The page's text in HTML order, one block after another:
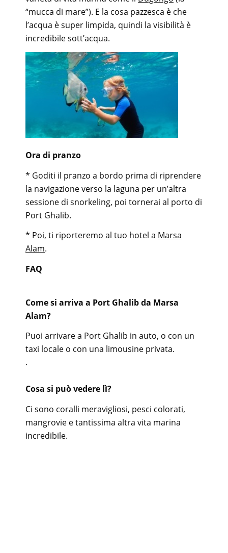
“mucca di mare”). E la cosa pazzesca è che
l’acqua è super limpida, quindi la visibilità è
incredibile sott’acqua.
Ora di pranzo
* Goditi il pranzo a bordo prima di riprendere
la navigazione verso la laguna per un’altra
sessione di snorkeling, poi tornerai al porto di
Port Ghalib.
* Poi, ti riporteremo al tuo hotel a Marsa
Alam.
FAQ
Come si arriva a Port Ghalib da Marsa
Alam?
Puoi arrivare a Port Ghalib in auto, o con un
taxi locale o con una limousine privata.
.
Cosa si può vedere lì?
Ci sono coralli meravigliosi, pesci colorati,
mangrovie e tantissima altra vita marina
incredibile.